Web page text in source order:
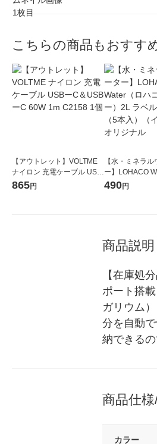
こちらの商品もおすす
【アウトレット】VOLTME
ナイロン 充電ケーブル USB
ーC＆USBーC 60W 1m C21
865円
【水・ミネラル
ー】LOHACO
コウォーター）
490円
商品説明
【在庫処
ポート搭
ガリウム
分を自動
納できる
商品仕
カラー